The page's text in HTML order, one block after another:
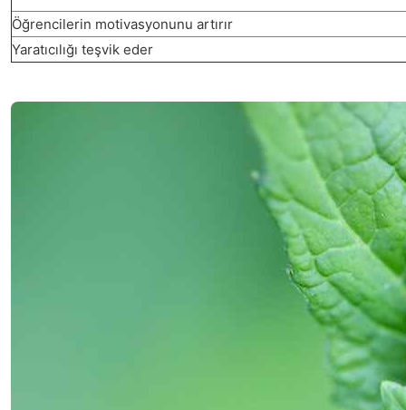
Öğrencilerin motivasyonunu artırır
Yaratıcılığı teşvik eder